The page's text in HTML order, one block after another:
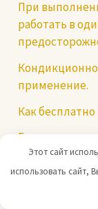
При
работать в
применение.
Как
Если в
Компетенции
Как
Этот сайт
использовать сайт,